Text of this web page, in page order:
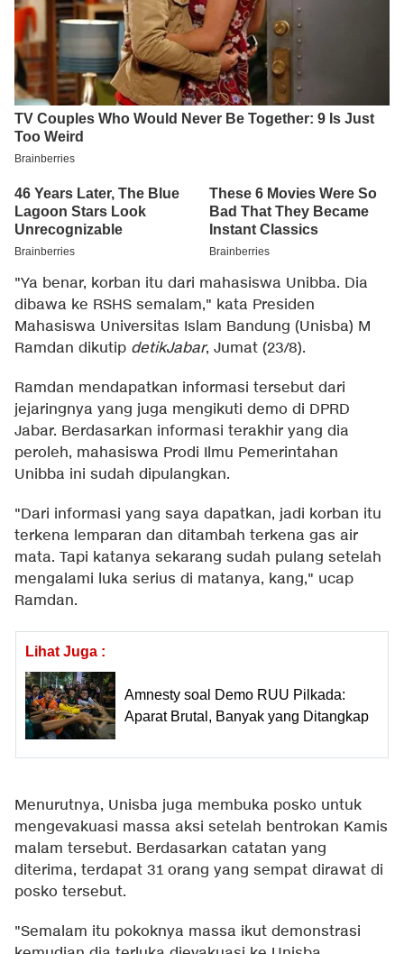
"Ya benar, korban itu dari mahasiswa Unibba. Dia
dibawa ke RSHS semalam," kata Presiden
Mahasiswa Universitas Islam Bandung (Unisba) M
Ramdan dikutip detikJabar, Jumat (23/8).
Ramdan mendapatkan informasi tersebut dari
jejaringnya yang juga mengikuti demo di DPRD
Jabar. Berdasarkan informasi terakhir yang dia
peroleh, mahasiswa Prodi Ilmu Pemerintahan
Unibba ini sudah dipulangkan.
"Dari informasi yang saya dapatkan, jadi korban itu
terkena lemparan dan ditambah terkena gas air
mata. Tapi katanya sekarang sudah pulang setelah
mengalami luka serius di matanya, kang," ucap
Ramdan.
Lihat Juga :
Amnesty soal Demo RUU Pilkada:
Aparat Brutal, Banyak yang Ditangkap
Menurutnya, Unisba juga membuka posko untuk
mengevakuasi massa aksi setelah bentrokan Kamis
malam tersebut. Berdasarkan catatan yang
diterima, terdapat 31 orang yang sempat dirawat di
posko tersebut.
"Semalam itu pokoknya massa ikut demonstrasi